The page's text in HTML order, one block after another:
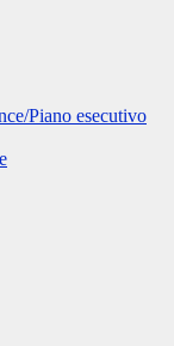
Piano esecutivo